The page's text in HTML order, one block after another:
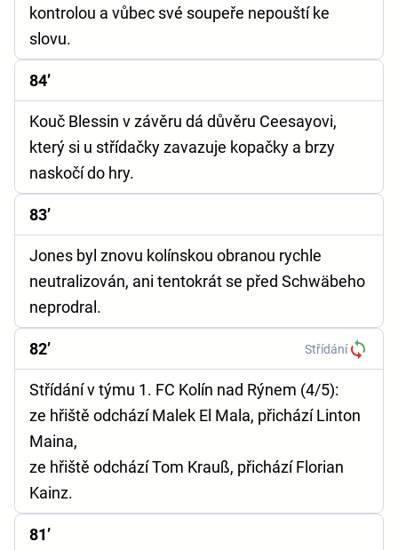
kontrolou a vůbec své soupeře nepouští ke
slovu.
84’
Kouč Blessin v závěru dá důvěru Ceesayovi,
který si u střídačky zavazuje kopačky a brzy
naskočí do hry.
83’
Jones byl znovu kolínskou obranou rychle
neutralizován, ani tentokrát se před Schwäbeho
neprodral.
82’ Střídání
Střídání v týmu 1. FC Kolín nad Rýnem (4/5):
ze hřiště odchází Malek El Mala, přichází Linton
Maina,
ze hřiště odchází Tom Krauß, přichází Florian
Kainz.
81’